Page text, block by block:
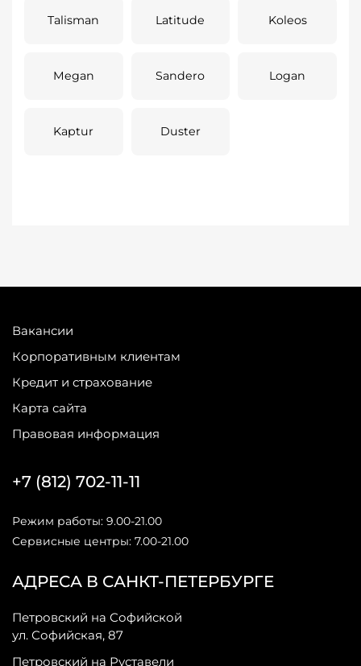
Talisman Latitude Koleos
Megan Sandero Logan
Kaptur Duster
Вакансии
Корпоративным клиентам
Кредит и страхование
Карта сайта
Правовая информация
АДРЕСА В САНКТ-ПЕТЕРБУРГЕ
Петровский на Софийской
ул. Софийская, 87
Петровский на Руставели
+7 (812) 702-11-11
Режим работы: 9.00-21.00
Сервисные центры: 7.00-21.00